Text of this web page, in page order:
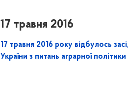
17 травня 2016
17 травня 2016 року відбулось
України з питань аграрної